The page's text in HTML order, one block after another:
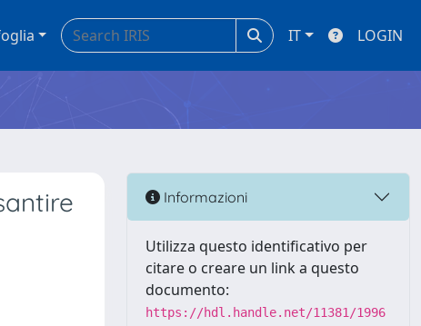
IT LOGIN
Informazioni
Utilizza questo identificativo per
citare o creare un link a questo
documento:
https://hdl.handle.net/11381/1996